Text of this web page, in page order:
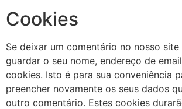
Cookies
Se deixar um comentário no nosso
guardar o seu nome, endereço de
cookies. Isto é para sua conveniência
preencher novamente os seus dados
outro comentário. Estes cookies